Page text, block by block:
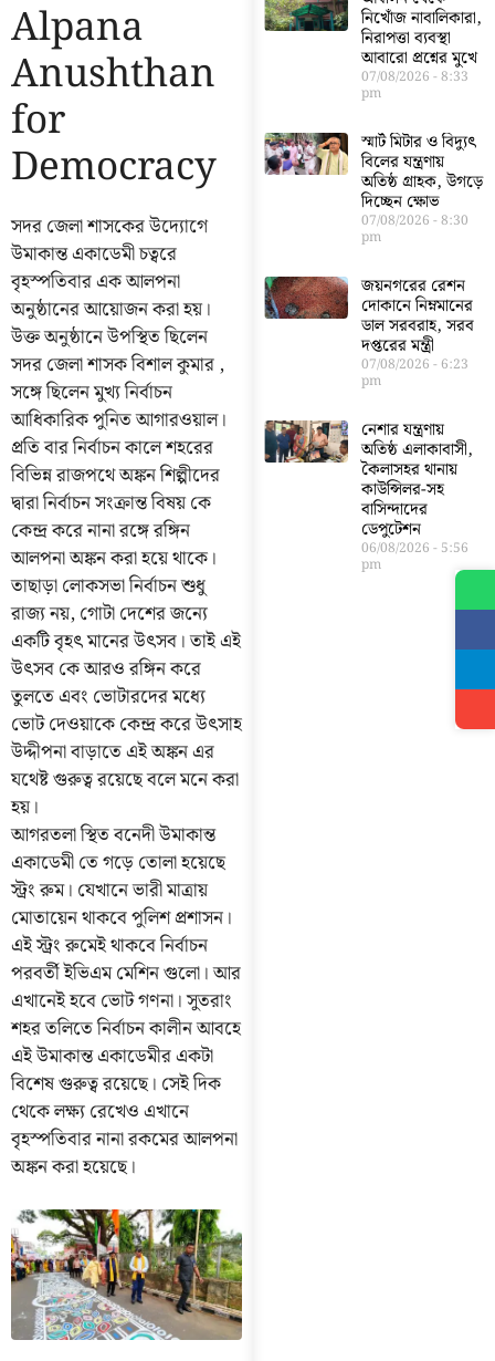
Alpana
Anushthan
for
Democracy
সদর জেলা শাসকের উদ্যোগে
উমাকান্ত একাডেমী চত্বরে
বৃহস্পতিবার এক আলপনা
অনুষ্ঠানের আয়োজন করা হয়।
উক্ত অনুষ্ঠানে উপস্থিত ছিলেন
সদর জেলা শাসক বিশাল কুমার ,
সঙ্গে ছিলেন মুখ্য নির্বাচন
আধিকারিক পুনিত আগারওয়াল।
প্রতি বার নির্বাচন কালে শহরের
বিভিন্ন রাজপথে অঙ্কন শিল্পীদের
দ্বারা নির্বাচন সংক্রান্ত বিষয় কে
কেন্দ্র করে নানা রঙ্গে রঙ্গিন
আলপনা অঙ্কন করা হয়ে থাকে।
তাছাড়া লোকসভা নির্বাচন শুধু
রাজ্য নয়, গোটা দেশের জন্যে
একটি বৃহৎ মানের উৎসব। তাই এই
উৎসব কে আরও রঙ্গিন করে
তুলতে এবং ভোটারদের মধ্যে
ভোট দেওয়াকে কেন্দ্র করে উৎসাহ
উদ্দীপনা বাড়াতে এই অঙ্কন এর
যথেষ্ট গুরুত্ব রয়েছে বলে মনে করা
হয়।
আগরতলা স্থিত বনেদী উমাকান্ত
একাডেমী তে গড়ে তোলা হয়েছে
স্ট্রং রুম। যেখানে ভারী মাত্রায়
মোতায়েন থাকবে পুলিশ প্রশাসন।
এই স্ট্রং রুমেই থাকবে নির্বাচন
পরবর্তী ইভিএম মেশিন গুলো। আর
এখানেই হবে ভোট গণনা। সুতরাং
শহর তলিতে নির্বাচন কালীন আবহে
এই উমাকান্ত একাডেমীর একটা
বিশেষ গুরুত্ব রয়েছে। সেই দিক
থেকে লক্ষ্য রেখেও এখানে
বৃহস্পতিবার নানা রকমের আলপনা
অঙ্কন করা হয়েছে।
নিখোঁজ নাবালিকারা,
নিরাপত্তা ব্যবস্থা
আবারো প্রশ্নের মুখে
07/08/2026 8:33
pm
স্মার্ট মিটার ও বিদ্যুৎ
বিলের যন্ত্রণায়
অতিষ্ঠ গ্রাহক, উগড়ে
দিচ্ছেন ক্ষোভ
07/08/2026 8:30
pm
জয়নগরের রেশন
দোকানে নিম্নমানের
ডাল সরবরাহ, সরব
দপ্তরের মন্ত্রী
07/08/2026 6:23
pm
নেশার যন্ত্রণায়
অতিষ্ঠ এলাকাবাসী,
কৈলাসহর থানায়
কাউন্সিলর-সহ
বাসিন্দাদের
ডেপুটেশন
06/08/2026 5:56
pm